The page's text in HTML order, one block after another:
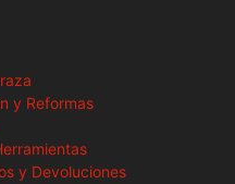
y Reformas
y Devoluciones